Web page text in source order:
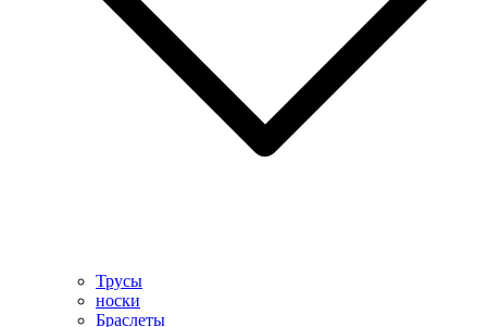
Трусы
носки
Браслеты